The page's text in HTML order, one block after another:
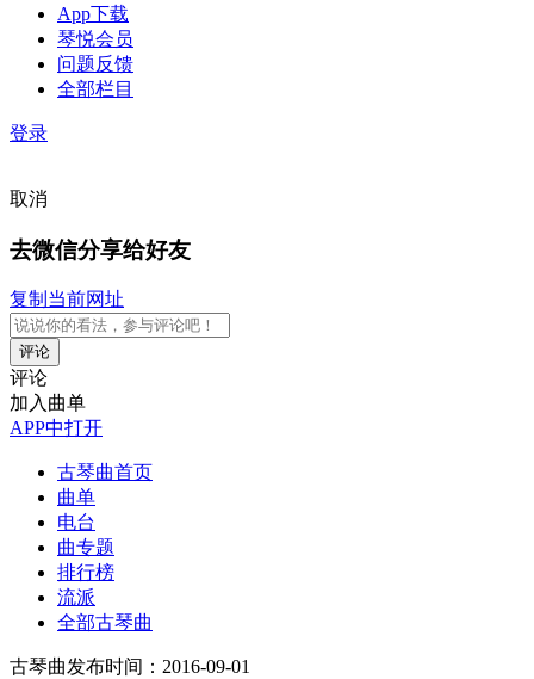
App下载
琴悦会员
问题反馈
全部栏目
登录
取消
去微信分享给好友
复制当前网址
评论
评论
加入曲单
APP中打开
古琴曲首页
曲单
电台
曲专题
排行榜
流派
全部古琴曲
古琴曲发布时间：2016-09-01